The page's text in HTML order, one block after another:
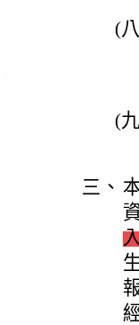
(
(
三、